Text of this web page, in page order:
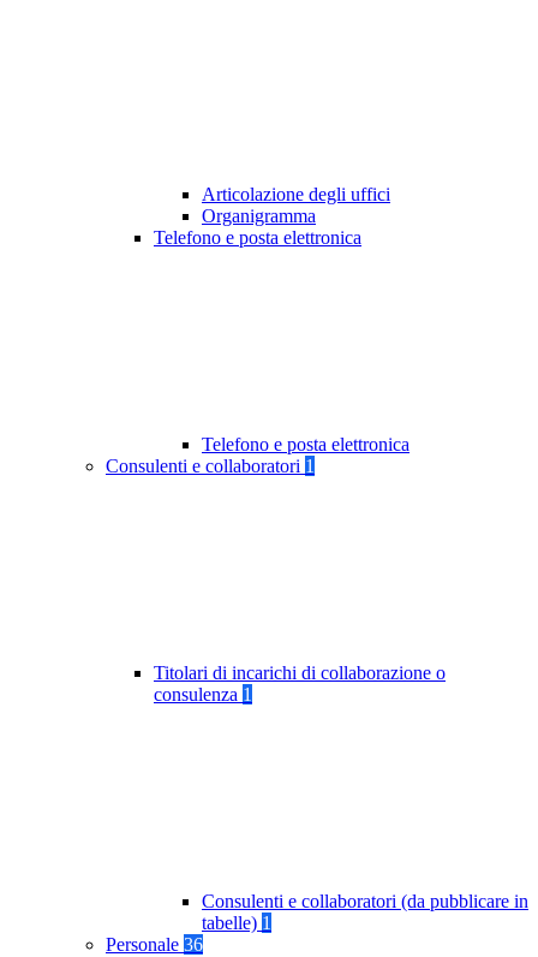
Articolazione degli uffici
Organigramma
Telefono e posta elettronica
Telefono e posta elettronica
Consulenti e collaboratori 1
Titolari di incarichi di collaborazione o
consulenza 1
Consulenti e collaboratori (da pubblicare in
tabelle) 1
Personale 36